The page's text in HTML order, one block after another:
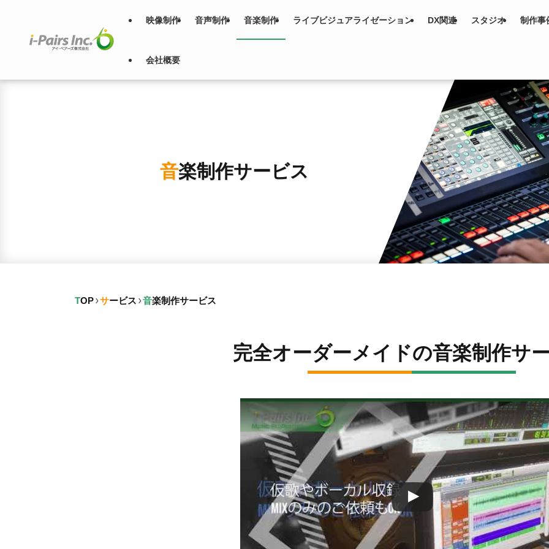
映像制作 音声制作 音楽制作 ライブビジュアライゼーション DX関連 スタジオ 制作事
会社概要
音楽制作サービス
TOP サービス 音楽制作サービス
完全オーダーメイドの音楽制作サ